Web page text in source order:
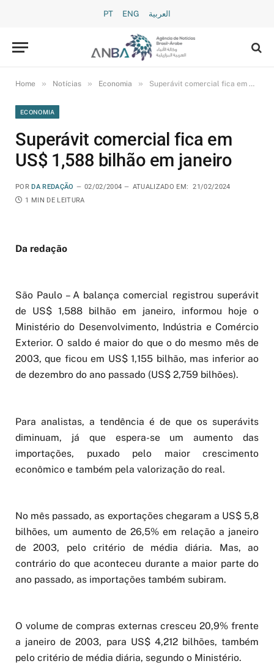
PT ENG العربية
Home » Notícias » Economia » Superávit comercial fica em US$ 1,588 bilhão em janeiro
ECONOMIA
Superávit comercial fica em
US$ 1,588 bilhão em janeiro
POR DA REDAÇÃO 02/02/2004 ATUALIZADO EM:
21/02/2024
1 MIN DE LEITURA
Da redação
São Paulo – A balança comercial registrou superávit
de US$ 1,588 bilhão em janeiro, informou hoje o
Ministério do Desenvolvimento, Indústria e Comércio
Exterior. O saldo é maior do que o do mesmo mês de
2003, que ficou em US$ 1,155 bilhão, mas inferior ao
de dezembro do ano passado (US$ 2,759 bilhões).
Para analistas, a tendência é de que os superávits
diminuam, já que espera-se um aumento das
importações, puxado pelo maior crescimento
econômico e também pela valorização do real.
No mês passado, as exportações chegaram a US$ 5,8
bilhões, um aumento de 26,5% em relação a janeiro
de 2003, pelo critério de média diária. Mas, ao
contrário do que aconteceu durante a maior parte do
ano passado, as importações também subiram.
O volume de compras externas cresceu 20,9% frente
a janeiro de 2003, para US$ 4,212 bilhões, também
pelo critério de média diária, segundo o Ministério.